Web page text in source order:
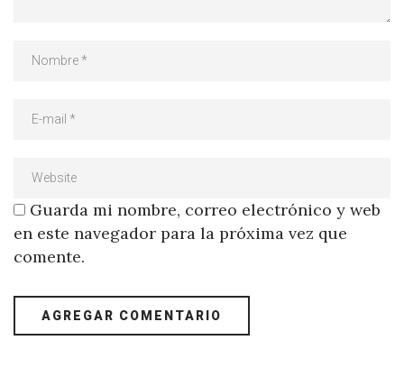
Guarda mi nombre, correo electrónico y web
en este navegador para la próxima vez que
comente.